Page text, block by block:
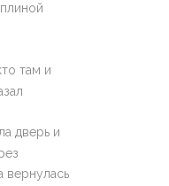
там и
дверь и
вернулась